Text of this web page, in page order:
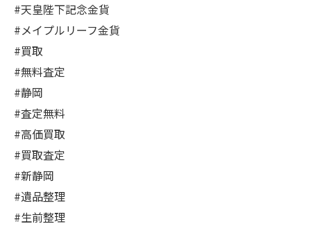
#天皇陛下記念金貨
#メイプルリーフ金貨
#買取
#無料査定
#静岡
#査定無料
#高価買取
#買取査定
#新静岡
#遺品整理
#生前整理